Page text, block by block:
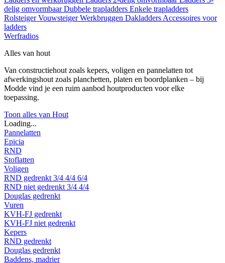
delig omvormbaarDubbele trapladders Enkele trapladders
RolsteigerVouwsteigerWerkbruggen Dakladders Accessoires voor
ladders
Werfradios
Alles van hout
Van constructiehout zoals kepers, voligen en pannelatten tot
afwerkingshout zoals planchetten, platen en boordplanken – bij
Modde vind je een ruim aanbod houtproducten voor elke
toepassing.
Toon alles van Hout
Loading...
Pannelatten
Epicia
RND
Stoflatten
Voligen
RND gedrenkt 3/4 4/4 6/4
RND niet gedrenkt 3/4 4/4
Douglas gedrenkt
Vuren
KVH-FJ gedrenkt
KVH-FJ niet gedrenkt
Kepers
RND gedrenkt
Douglas gedrenkt
Baddens, madrier